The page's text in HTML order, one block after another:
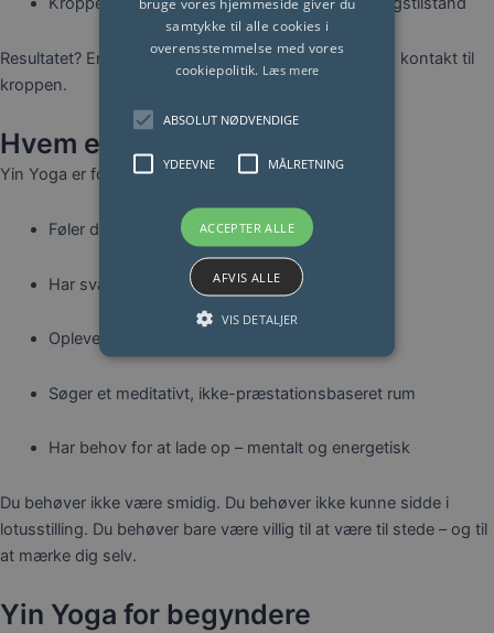
Resultatet? En dyb følelse af indre fred, forløsning og kontakt til
kroppen.
Hvem er Yin Yoga for?
Yin Yoga er for dig, der:
Føler dig fysisk anspændt eller stiv
Har svært ved at finde ro i hverdagen
Oplever smerter i ryg, hofter eller led
Søger et meditativt, ikke-præstationsbaseret rum
Har behov for at lade op – mentalt og energetisk
Du behøver ikke være smidig. Du behøver ikke kunne sidde i
lotusstilling. Du behøver bare være villig til at være til stede – og til
at mærke dig selv.
Yin Yoga for begyndere
samtykke til alle cookies i
overensstemmelse med vores
cookiepolitik. Læs mere
ABSOLUT NØDVENDIGE
YDEEVNE MÅLRETNING
ACCEPTER ALLE
AFVIS ALLE
VIS DETALJER